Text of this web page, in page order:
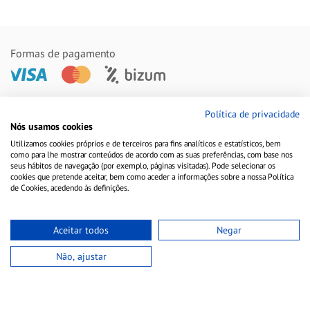
Formas de pagamento
Política de Cookies
Política de privacidade
Nós usamos cookies
Utilizamos cookies próprios e de terceiros para fins analíticos e estatísticos, bem
como para lhe mostrar conteúdos de acordo com as suas preferências, com base nos
seus hábitos de navegação (por exemplo, páginas visitadas). Pode selecionar os
cookies que pretende aceitar, bem como aceder a informações sobre a nossa Política
de Cookies, acedendo às definições.
Aceitar todos Negar
Não, ajustar